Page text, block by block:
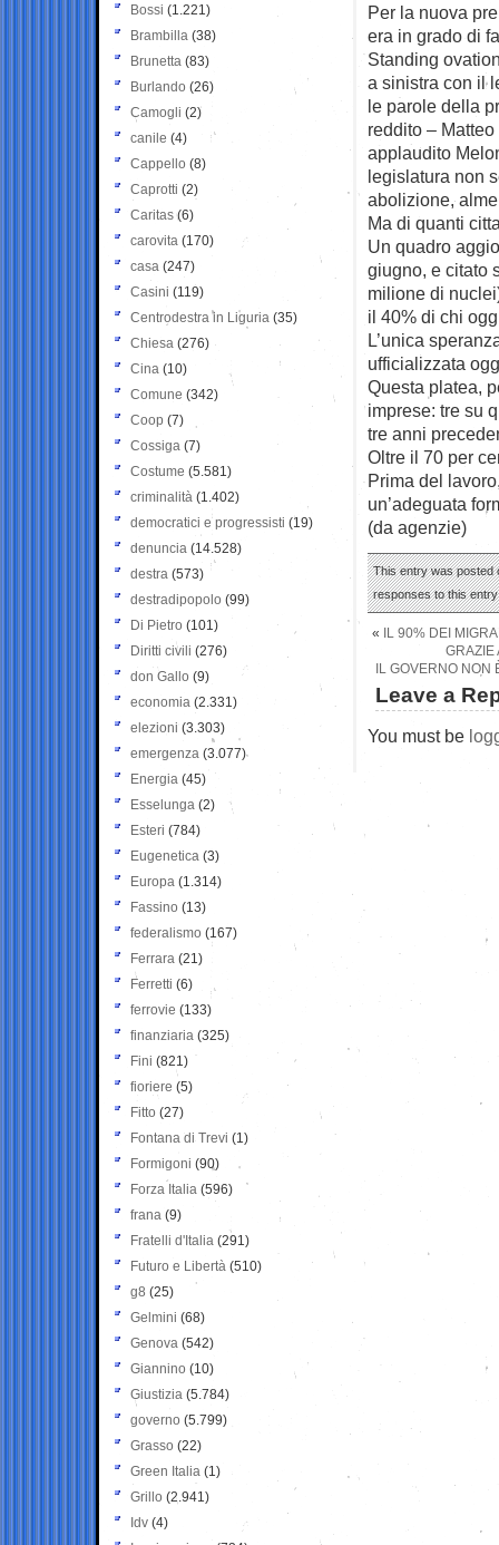
Per la nuova
era in grado di
Standing
a sinistra con il
le parole della
reddito –
applaudito
legislatura non
abolizione,
Ma di quanti
Un quadro
giugno, e citato
milione di
il 40% di chi
L’unica
ufficializzata
Questa platea,
imprese: tre su
tre anni
Oltre il 70 per
Prima del
un’adeguata
(da agenzie)
This entry was posted
responses to this
«
IL 90% DEI
GRAZIE
IL GOVERNO NON
Leave a
You must be
Bossi (1.221)
Brambilla (38)
Brunetta (83)
Burlando (26)
Camogli (2)
canile (4)
Cappello (8)
Caprotti (2)
Caritas (6)
carovita (170)
casa (247)
Casini (119)
Centrodestra in Liguria (35)
Chiesa (276)
Cina (10)
Comune (342)
Coop (7)
Cossiga (7)
Costume (5.581)
criminalità (1.402)
democratici e progressisti (19)
denuncia (14.528)
destra (573)
destradipopolo (99)
Di Pietro (101)
Diritti civili (276)
don Gallo (9)
economia (2.331)
elezioni (3.303)
emergenza (3.077)
Energia (45)
Esselunga (2)
Esteri (784)
Eugenetica (3)
Europa (1.314)
Fassino (13)
federalismo (167)
Ferrara (21)
Ferretti (6)
ferrovie (133)
finanziaria (325)
Fini (821)
fioriere (5)
Fitto (27)
Fontana di Trevi (1)
Formigoni (90)
Forza Italia (596)
frana (9)
Fratelli d'Italia (291)
Futuro e Libertà (510)
g8 (25)
Gelmini (68)
Genova (542)
Giannino (10)
Giustizia (5.784)
governo (5.799)
Grasso (22)
Green Italia (1)
Grillo (2.941)
Idv (4)